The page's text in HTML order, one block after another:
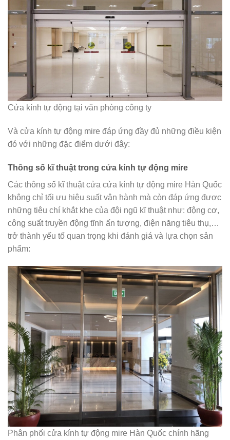
Cửa kính tự động tại văn phòng công ty
Và cửa kính tự động mire đáp ứng đầy đủ những điều kiện
đó với những đặc điểm dưới đây:
Thông số kĩ thuật trong cửa kính tự động mire
Các thông số kĩ thuật cửa cửa kính tự động mire Hàn Quốc
không chỉ tối ưu hiệu suất vận hành mà còn đáp ứng được
những tiêu chí khắt khe của đội ngũ kĩ thuật như: động cơ,
công suất truyền động tĩnh ấn tượng, điện năng tiêu thụ,…
trở thành yếu tố quan trọng khi đánh giá và lựa chọn sản
phẩm:
Phân phối cửa kính tự động mire Hàn Quốc chính hãng